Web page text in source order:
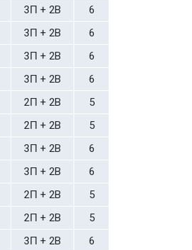
3П + 2В
6
3П + 2В
6
3П + 2В
6
3П + 2В
6
2П + 2В
5
2П + 2В
5
3П + 2В
6
3П + 2В
6
2П + 2В
5
2П + 2В
5
3П + 2В
6